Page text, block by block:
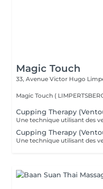
Magic Touch
33, Avenue Victor Hugo
Magic Touch (
Cupping Therapy
Cupping Therapy